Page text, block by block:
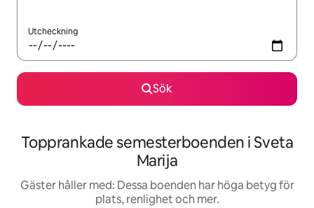
Utcheckning
Sök
Topprankade semesterboenden i Sveta
Marija
Gäster håller med: Dessa boenden har höga betyg för
plats, renlighet och mer.